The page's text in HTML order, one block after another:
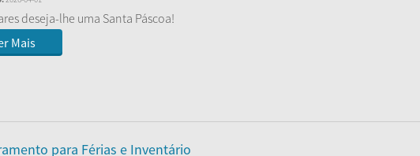
deseja-lhe uma Santa Páscoa!
Mais
para Férias e Inventário